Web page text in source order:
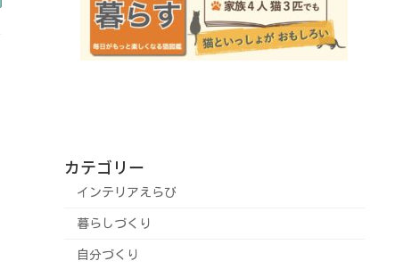
カテゴリー
インテリアえらび
暮らしづくり
自分づくり